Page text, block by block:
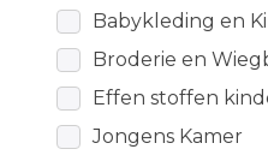
Babykleding en
Broderie en
Effen stoffen
Jongens Kamer